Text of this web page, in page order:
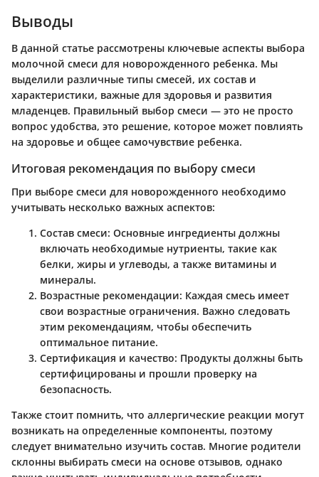
Выводы
В данной статье рассмотрены ключевые аспекты выбора
молочной смеси для новорожденного ребенка. Мы
выделили различные типы смесей, их состав и
характеристики, важные для здоровья и развития
младенцев. Правильный выбор смеси — это не просто
вопрос удобства, это решение, которое может повлиять
на здоровье и общее самочувствие ребенка.
Итоговая рекомендация по выбору смеси
При выборе смеси для новорожденного необходимо
учитывать несколько важных аспектов:
Состав смеси: Основные ингредиенты должны
включать необходимые нутриенты, такие как
белки, жиры и углеводы, а также витамины и
минералы.
Возрастные рекомендации: Каждая смесь имеет
свои возрастные ограничения. Важно следовать
этим рекомендациям, чтобы обеспечить
оптимальное питание.
Сертификация и качество: Продукты должны быть
сертифицированы и прошли проверку на
безопасность.
Также стоит помнить, что аллергические реакции могут
возникать на определенные компоненты, поэтому
следует внимательно изучить состав. Многие родители
склонны выбирать смеси на основе отзывов, однако